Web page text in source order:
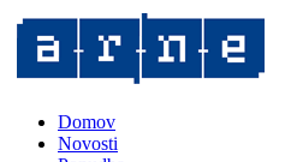
Domov
Novosti